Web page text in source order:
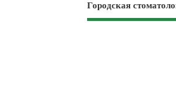
Городская